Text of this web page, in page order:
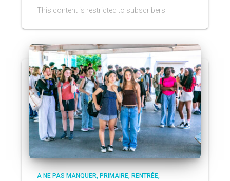
This content is restricted to subscribers
A NE PAS MANQUER PRIMAIRE RENTRÉE